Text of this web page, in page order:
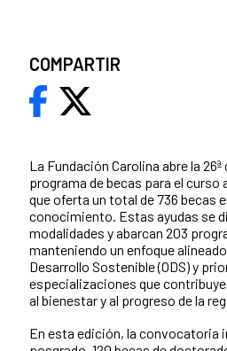
La Fundación Carolina abre la
programa de becas para el curso
que oferta un total de 736 becas
conocimiento. Estas ayudas se
modalidades y abarcan 203
manteniendo un enfoque
Desarrollo Sostenible (ODS) y
especializaciones que
al bienestar y al progreso de la
En esta edición, la convocatoria
COMPARTIR